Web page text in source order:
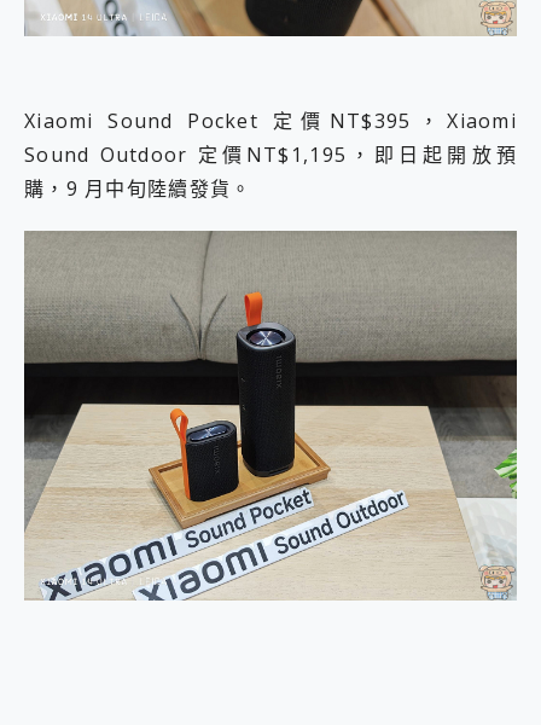
Xiaomi Sound Pocket 定價NT$395，Xiaomi
Sound Outdoor 定價NT$1,195，即日起開放預
購，9 月中旬陸續發貨。